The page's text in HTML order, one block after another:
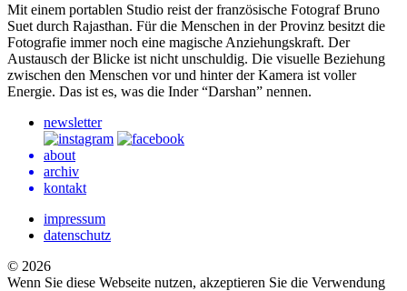
Mit einem portablen Studio reist der französische Fotograf Bruno
Suet durch Rajasthan. Für die Menschen in der Provinz besitzt die
Fotografie immer noch eine magische Anziehungskraft. Der
Austausch der Blicke ist nicht unschuldig. Die visuelle Beziehung
zwischen den Menschen vor und hinter der Kamera ist voller
Energie. Das ist es, was die Inder “Darshan” nennen.
newsletter
about
archiv
kontakt
impressum
datenschutz
© 2026
Wenn Sie diese Webseite nutzen, akzeptieren Sie die Verwendung